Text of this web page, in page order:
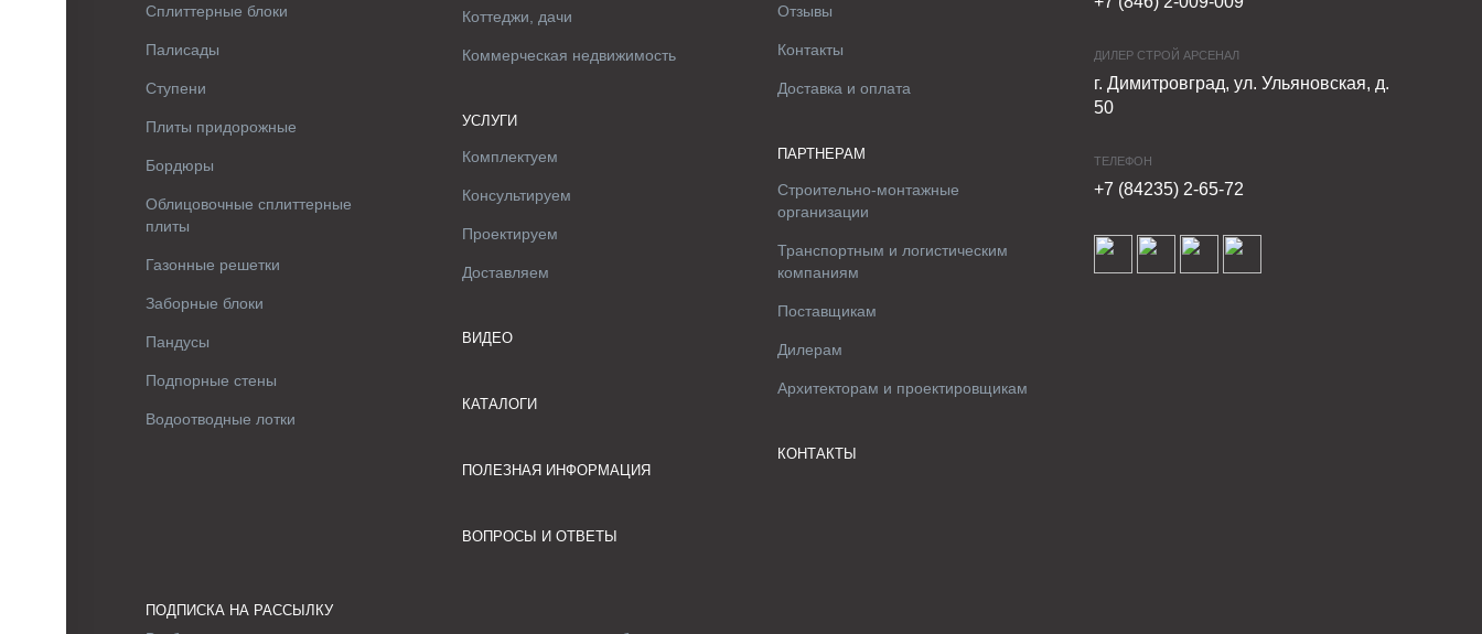
Сплиттерные блоки
Палисады
Ступени
Плиты придорожные
Бордюры
Облицовочные сплиттерные
плиты
Газонные решетки
Заборные блоки
Пандусы
Подпорные стены
Водоотводные лотки
Коттеджи, дачи
Коммерческая недвижимость
УСЛУГИ
Комплектуем
Консультируем
Проектируем
Доставляем
ВИДЕО
КАТАЛОГИ
ПОЛЕЗНАЯ ИНФОРМАЦИЯ
ВОПРОСЫ И ОТВЕТЫ
Отзывы
Контакты
Доставка и оплата
ПАРТНЕРАМ
Строительно-монтажные
организации
Транспортным и логистическим
компаниям
Поставщикам
Дилерам
Архитекторам и проектировщикам
КОНТАКТЫ
ДИЛЕР СТРОЙ АРСЕНАЛ
г. Димитровград, ул. Ульяновская, д.
50
ТЕЛЕФОН
+7 (84235) 2-65-72
ПОДПИСКА НА РАССЫЛКУ